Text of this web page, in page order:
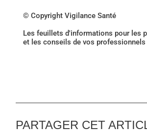
© Copyright Vigilance Santé
Les feuillets d'informations pour les
et les conseils de vos
PARTAGER CET